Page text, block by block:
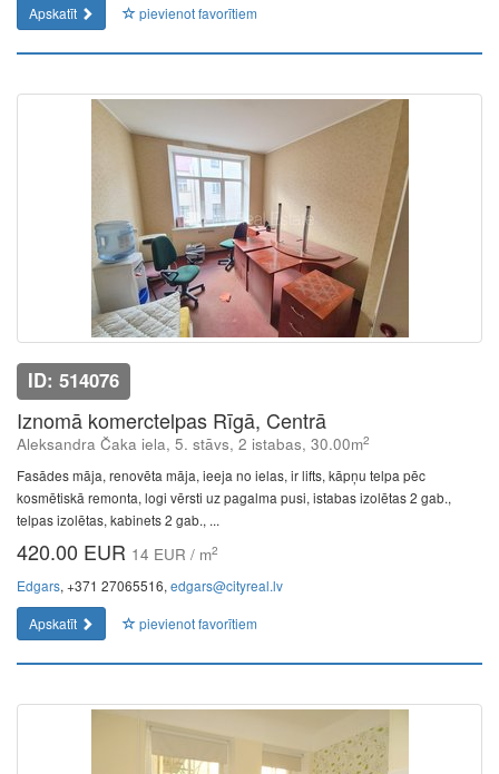
Apskatīt
pievienot favorītiem
ID: 514076
Iznomā komerctelpas Rīgā, Centrā
Aleksandra Čaka iela, 5. stāvs, 2 istabas, 30.00m2
Fasādes māja, renovēta māja, ieeja no ielas, ir lifts, kāpņu telpa pēc
kosmētiskā remonta, logi vērsti uz pagalma pusi, istabas izolētas 2 gab.,
telpas izolētas, kabinets 2 gab., ...
420.00 EUR 14 EUR / m2
Edgars, +371 27065516, edgars@cityreal.lv
Apskatīt
pievienot favorītiem